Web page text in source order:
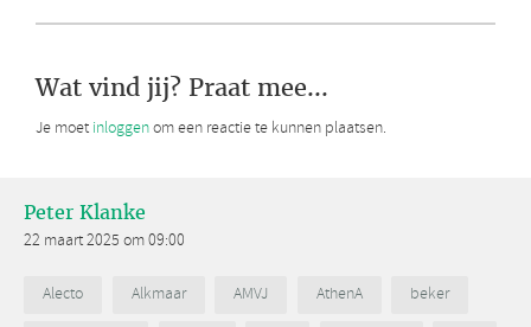
Wat vind jij? Praat mee...
Je moet inloggenom een reactie te kunnen plaatsen.
Peter Klanke
22 maart 2025 om 09:00
Alecto Alkmaar AMVJ AthenA
beker